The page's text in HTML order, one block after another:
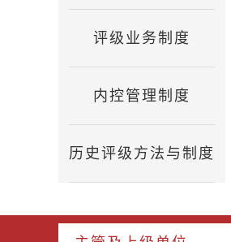
评级业务制度
内控管理制度
历史评级方法与制度